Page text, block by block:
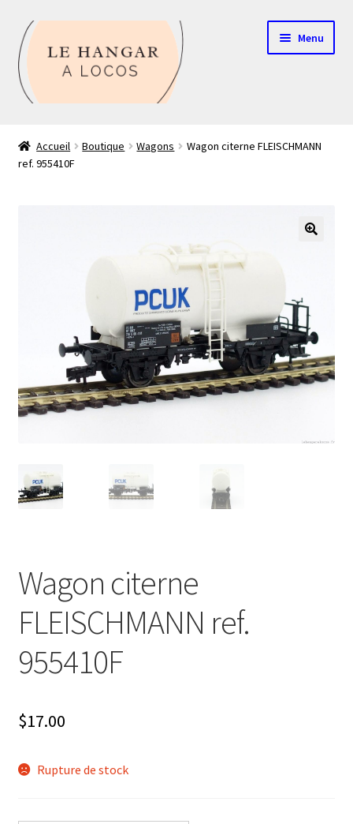
Aller
à
la
navigation
Aller
au
contenu
Menu
Boutique
Évènements à venir
Téléchargement
Accueil Boutique Wagons
Wagon citerne FLEISCHMANN
ref. 955410F
Wagon citerne
FLEISCHMANN ref.
955410F
$17.00
Rupture de stock